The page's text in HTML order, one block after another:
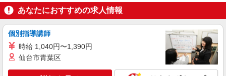
ません。
派遣社員
株式会社テクノ・サービス/お仕事No/0873052
時給1800円交通費全額支給
千葉県成田市 ＊車・バイク通勤OK
あなたにおすすめの求人情報
個別指導講師
時給 1,040円〜1,390円
仙台市青葉区